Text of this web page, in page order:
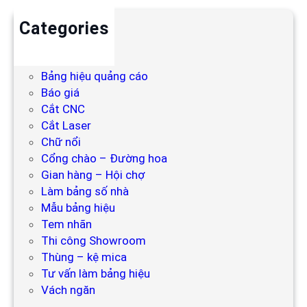
Categories
Bảng hiệu quảng cáo
Báo giá
Cắt CNC
Cắt Laser
Chữ nổi
Cổng chào – Đường hoa
Gian hàng – Hội chợ
Làm bảng số nhà
Mẫu bảng hiệu
Tem nhãn
Thi công Showroom
Thùng – kệ mica
Tư vấn làm bảng hiệu
Vách ngăn